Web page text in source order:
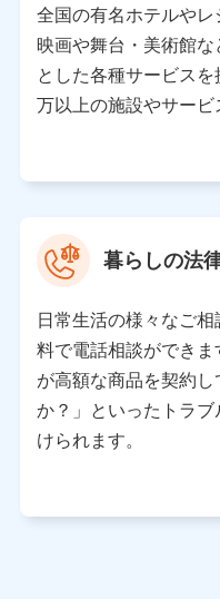
当該個人データを取り扱
り）
東京都千代田区永田町2
株式会社NTTドコモ 代
東京都中央区日本橋人
ビル 3F
※ 当社および株式会社
データ憲章」に定める行
※ パーソナルデータダ
理」の設定状態にかかわ
※ dポイントクラブ会員
日以降、一度もdポイン
個人データは、こちら
用します。
全国の有名ホテルや
映画や舞台・美術館
とした各種サービス
万以上の施設やサービ
暮らしの法
日常生活の様々なご
料で電話相談ができ
が高額な商品を契約
か？」といったトラ
けられます。